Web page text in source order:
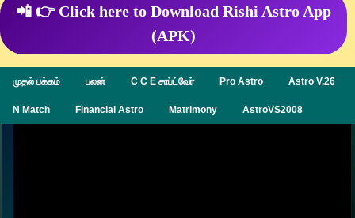
📲 👉 Click here to Download Rishi Astro App
(APK)
முதல் பக்கம் பலன் C C E சாப்ட்வேர் Pro Astro Astro V.26
N Match Financial Astro Matrimony AstroVS2008